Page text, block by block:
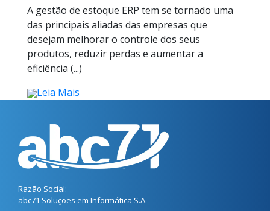
A gestão de estoque ERP tem se tornado uma
das principais aliadas das empresas que
desejam melhorar o controle dos seus
produtos, reduzir perdas e aumentar a
eficiência (...)
Leia Mais
Razão Social:
abc71 Soluções em Informática S.A.